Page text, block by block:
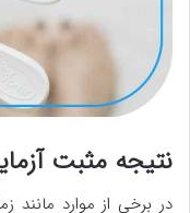
نتیجه مثبت
در برخی از موارد